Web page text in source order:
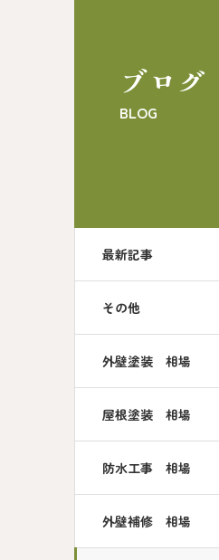
ブログ
BLOG
最新記事
その他
外壁塗装 相場
屋根塗装 相場
防水工事 相場
外壁補修 相場